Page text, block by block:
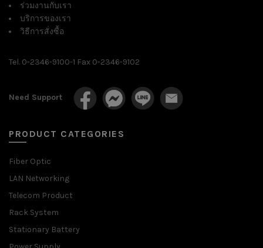
ร่วมงานกับเรา
บริการของเรา
วิธีการสั่งซื้อ
Tel. 0-2346-9100-1 Fax 0-2346-9102
Need Support
PRODUCT CATEGORIES
Fiber Optic
LAN Networking
Telecom Product
Rack System
Stationary Battery